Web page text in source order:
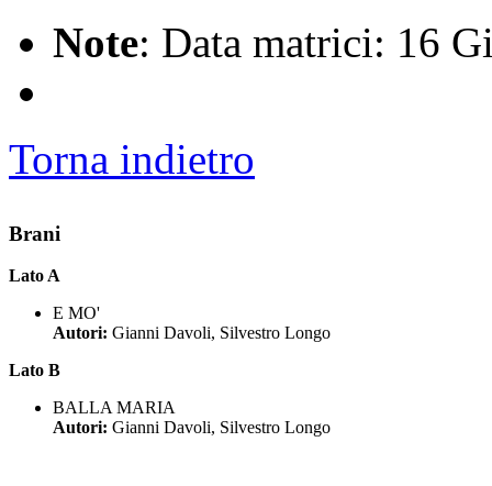
Note: Data matrici: 16
Torna indietro
Brani
Lato A
E MO'
Autori: Gianni Davoli, Silvestro Longo
Lato B
BALLA MARIA
Autori: Gianni Davoli, Silvestro Longo